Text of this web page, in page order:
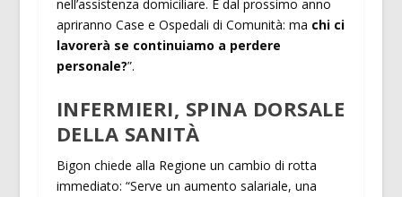
nell’assistenza domiciliare. E dal prossimo anno
apriranno Case e Ospedali di Comunità: ma chi ci
lavorerà se continuiamo a perdere
personale?”.
INFERMIERI, SPINA DORSALE
DELLA SANITÀ
Bigon chiede alla Regione un cambio di rotta
immediato: “Serve un aumento salariale, una